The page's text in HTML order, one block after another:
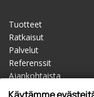
Tuotteet
Ratkaisut
Palvelut
Referenssit
Ajankohtaista
Materiaalipankki